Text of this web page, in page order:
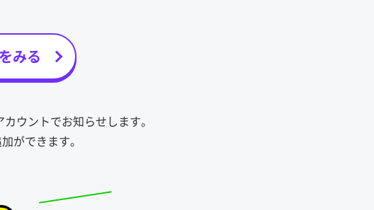
みる
ウントでお知らせします。
ができます。